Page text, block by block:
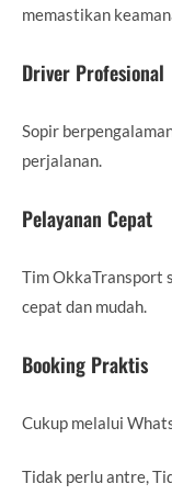
memastikan
Driver Profesional
Sopir
perjalanan.
Pelayanan Cepat
Tim OkkaTransport
cepat dan mudah.
Booking Praktis
Cukup melalui
Tidak perlu antre,